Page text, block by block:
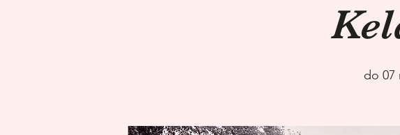
do 07